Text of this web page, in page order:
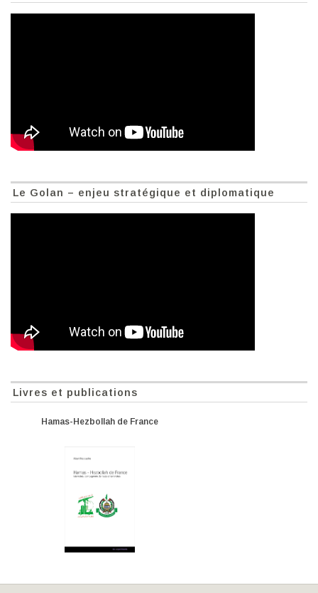
Le Golan – enjeu stratégique et diplomatique
Livres et publications
Hamas-Hezbollah de France